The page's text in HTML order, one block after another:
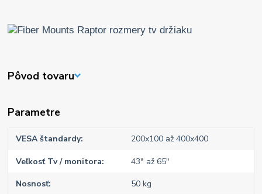
Pôvod tovaru
Parametre
VESA štandardy 200x100 až 400x400
Veľkosť Tv / monitora 43" až 65"
Nosnosť 50 kg